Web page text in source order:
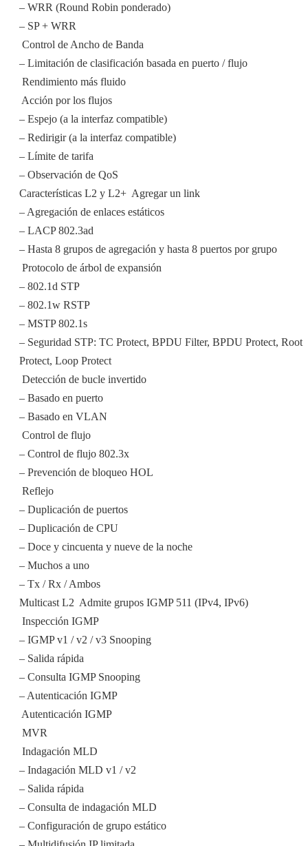
– WRR (Round Robin ponderado)
– SP + WRR
 Control de Ancho de Banda
– Limitación de clasificación basada en puerto / flujo
 Rendimiento más fluido
 Acción por los flujos
– Espejo (a la interfaz compatible)
– Redirigir (a la interfaz compatible)
– Límite de tarifa
– Observación de QoS
Características L2 y L2+  Agregar un link
– Agregación de enlaces estáticos
– LACP 802.3ad
– Hasta 8 grupos de agregación y hasta 8 puertos por grupo
 Protocolo de árbol de expansión
– 802.1d STP
– 802.1w RSTP
– MSTP 802.1s
– Seguridad STP: TC Protect, BPDU Filter, BPDU Protect, Root
Protect, Loop Protect
 Detección de bucle invertido
– Basado en puerto
– Basado en VLAN
 Control de flujo
– Control de flujo 802.3x
– Prevención de bloqueo HOL
 Reflejo
– Duplicación de puertos
– Duplicación de CPU
– Doce y cincuenta y nueve de la noche
– Muchos a uno
– Tx / Rx / Ambos
Multicast L2  Admite grupos IGMP 511 (IPv4, IPv6)
 Inspección IGMP
– IGMP v1 / v2 / v3 Snooping
– Salida rápida
– Consulta IGMP Snooping
– Autenticación IGMP
 Autenticación IGMP
 MVR
 Indagación MLD
– Indagación MLD v1 / v2
– Salida rápida
– Consulta de indagación MLD
– Configuración de grupo estático